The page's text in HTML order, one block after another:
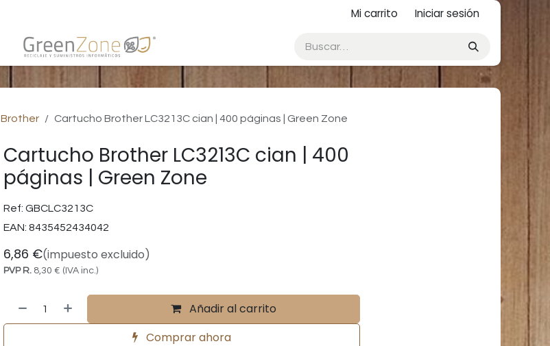
Mi carrito Iniciar sesión
Brother Cartucho Brother LC3213C cian | 400 páginas | Green Zone
Cartucho Brother LC3213C cian | 400
páginas | Green Zone
Ref: GBCLC3213C
EAN: 8435452434042
6,86 €(impuesto excluido)
PVP R. 8,30 € (IVA inc.)
Añadir al carrito
Comprar ahora